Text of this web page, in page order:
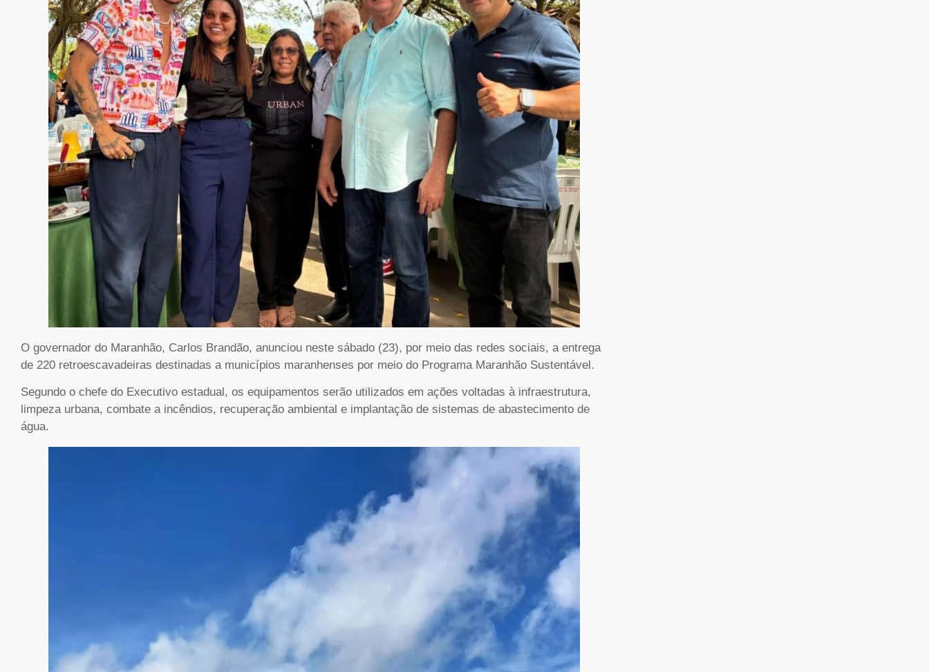
O governador do Maranhão, Carlos Brandão, anunciou neste sábado (23), por meio das redes sociais, a entrega
de 220 retroescavadeiras destinadas a municípios maranhenses por meio do Programa Maranhão Sustentável.
Segundo o chefe do Executivo estadual, os equipamentos serão utilizados em ações voltadas à infraestrutura,
limpeza urbana, combate a incêndios, recuperação ambiental e implantação de sistemas de abastecimento de
água.